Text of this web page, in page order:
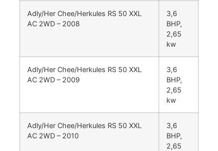
Adly/Her Chee/Herkules RS 50 XXL
AC 2WD – 2008
3,6
BHP,
2,65
kw
Adly/Her Chee/Herkules RS 50 XXL
AC 2WD – 2009
3,6
BHP,
2,65
kw
Adly/Her Chee/Herkules RS 50 XXL
AC 2WD – 2010
3,6
BHP,
2,65